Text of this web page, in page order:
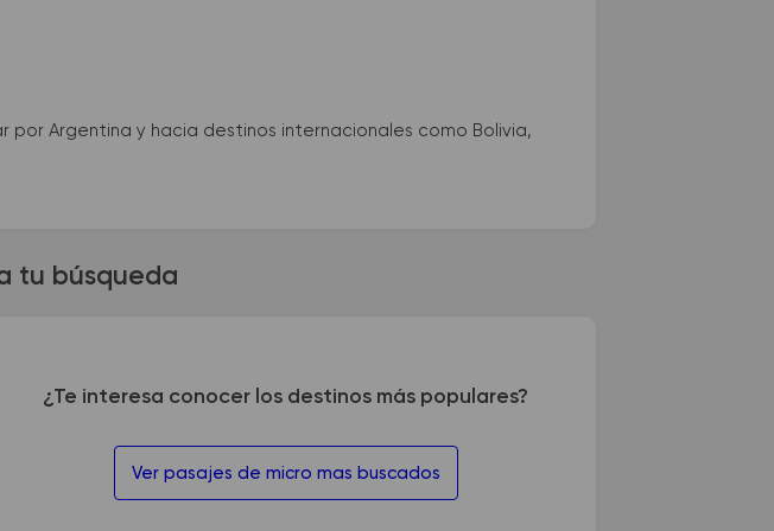
Argentina y hacia destinos internacionales como Bolivia,
tu búsqueda
¿Te interesa conocer los destinos más populares?
Ver pasajes de micro mas buscados